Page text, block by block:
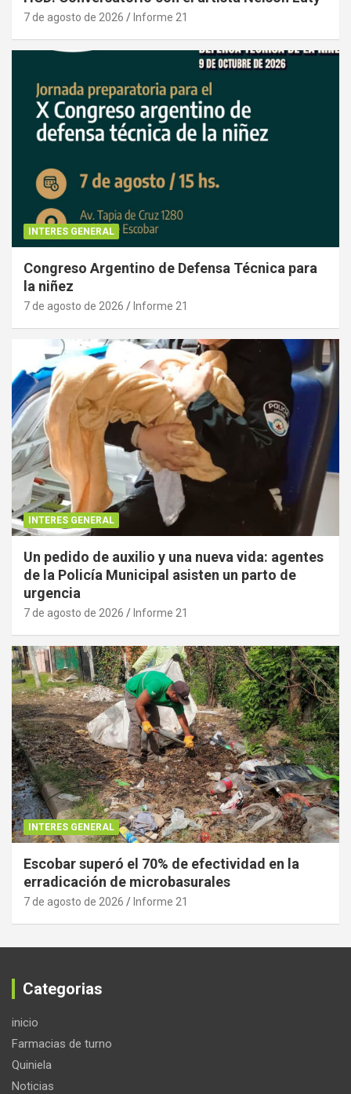
7 de agosto de 2026 Informe 21
INTERES GENERAL
Congreso Argentino de Defensa Técnica para
la niñez
7 de agosto de 2026 Informe 21
INTERES GENERAL
Un pedido de auxilio y una nueva vida: agentes
de la Policía Municipal asisten un parto de
urgencia
7 de agosto de 2026 Informe 21
INTERES GENERAL
Escobar superó el 70% de efectividad en la
erradicación de microbasurales
7 de agosto de 2026 Informe 21
Categorias
inicio
Farmacias de turno
Quiniela
Noticias